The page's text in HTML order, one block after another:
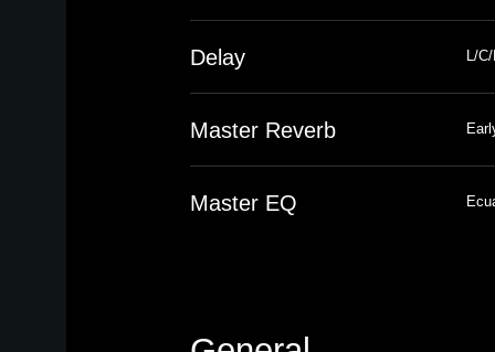
Delay L/
Master Reverb
Master EQ